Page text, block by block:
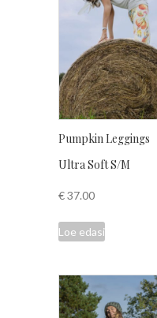
Pumpkin Leggings
Ultra Soft S/M
€37.00
Loe edasi